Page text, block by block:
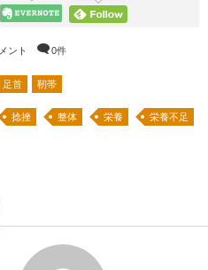
ント 0件
足首 靭帯
捻挫 整体 栄養 栄養不足